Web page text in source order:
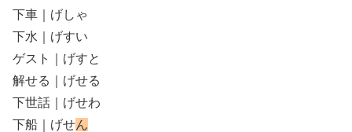
下車｜げしゃ
下水｜げすい
ゲスト｜げすと
解せる｜げせる
下世話｜げせわ
下船｜げせん